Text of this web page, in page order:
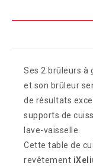
Ses 2 brûleurs à
et son brûleur
de résultats
supports de
lave-vaisselle.
Cette table de
revêtement